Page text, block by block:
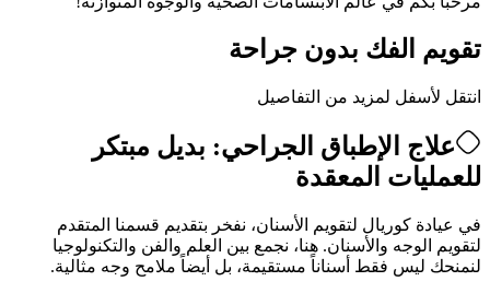
تقويم الفك بدون جراحة
انتقل لأسفل لمزيد من التفاصيل
علاج الإطباق الجراحي: بديل مبتكر
للعمليات المعقدة
في عيادة كوريال لتقويم الأسنان، نفخر بتقديم قسمنا المتقدم
لتقويم الوجه والأسنان. هنا، نجمع بين العلم والفن والتكنولوجيا
لنمنحك ليس فقط أسناناً مستقيمة، بل أيضاً ملامح وجه مثالية.